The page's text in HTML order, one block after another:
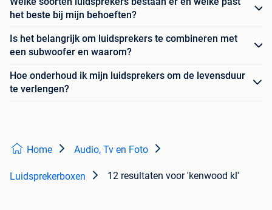
het beste bij mijn behoeften?
Is het belangrijk om luidsprekers te combineren met
een subwoofer en waarom?
Hoe onderhoud ik mijn luidsprekers om de levensduur
te verlengen?
Home Audio, Tv en Foto
Luidsprekerboxen 12 resultaten voor 'kenwood kl'